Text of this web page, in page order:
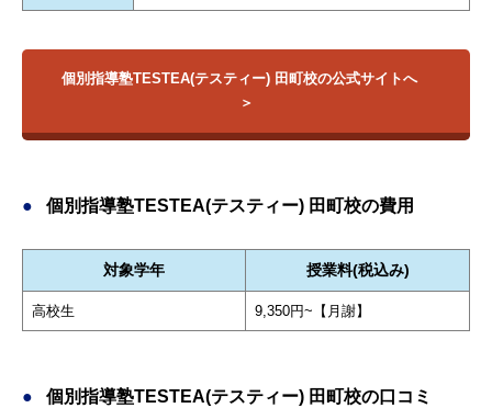
個別指導塾TESTEA(テスティー) 田町校の公式サイトへ
個別指導塾TESTEA(テスティー) 田町校の費用
対象学年 授業料(税込み)
高校生 9,350円~【月謝】
個別指導塾TESTEA(テスティー) 田町校の口コミ